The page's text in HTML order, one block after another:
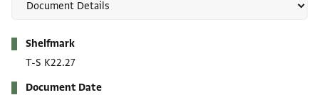
Shelfmark
T-S K22.27
Document Date